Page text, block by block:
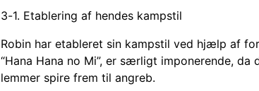
3-1. Etablering af hendes kampstil
Robin har etableret sin kampstil ved hjælp af
“Hana Hana no Mi”, er særligt imponerende,
lemmer spire frem til angreb.